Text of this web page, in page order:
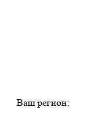
Ваш регион: